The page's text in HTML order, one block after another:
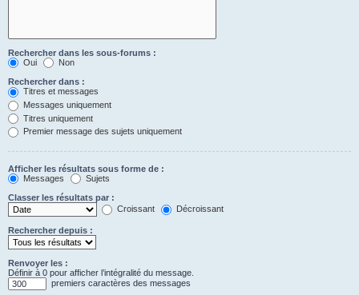
Rechercher dans les sous-forums :
Oui
Non
Rechercher dans :
Titres et messages
Messages uniquement
Titres uniquement
Premier message des sujets uniquement
Afficher les résultats sous forme de :
Messages
Sujets
Classer les résultats par :
Croissant
Décroissant
Rechercher depuis :
Renvoyer les :
Définir à 0 pour afficher l’intégralité du message.
premiers caractères des messages